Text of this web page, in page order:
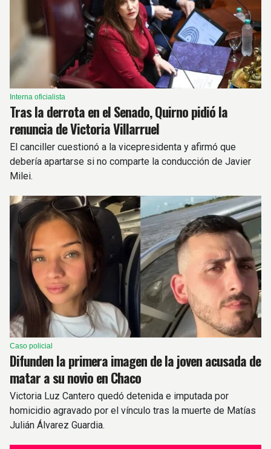
Interna oficialista
Tras la derrota en el Senado, Quirno pidió la
renuncia de Victoria Villarruel
El canciller cuestionó a la vicepresidenta y afirmó que
debería apartarse si no comparte la conducción de Javier
Milei.
Caso policial
Difunden la primera imagen de la joven acusada de
matar a su novio en Chaco
Victoria Luz Cantero quedó detenida e imputada por
homicidio agravado por el vínculo tras la muerte de Matías
Julián Álvarez Guardia.